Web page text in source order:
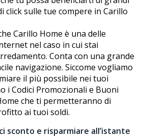
click sulle tue compere in Carillo
Carillo Home è una delle
nel caso in cui stai
Conta con una grande
navigazione. Siccome vogliamo
il più possibile nei tuoi
i Codici Promozionali e Buoni
che ti permetteranno di
ai tuoi soldi.
sconto e risparmiare all’istante